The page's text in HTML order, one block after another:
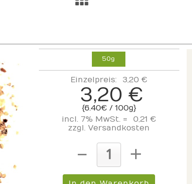
50g
Einzelpreis: 3,20 €
3,20 €
{6.40€ / 100g}
incl. 7% MwSt. =
0,21 €
zzgl. Versandkosten